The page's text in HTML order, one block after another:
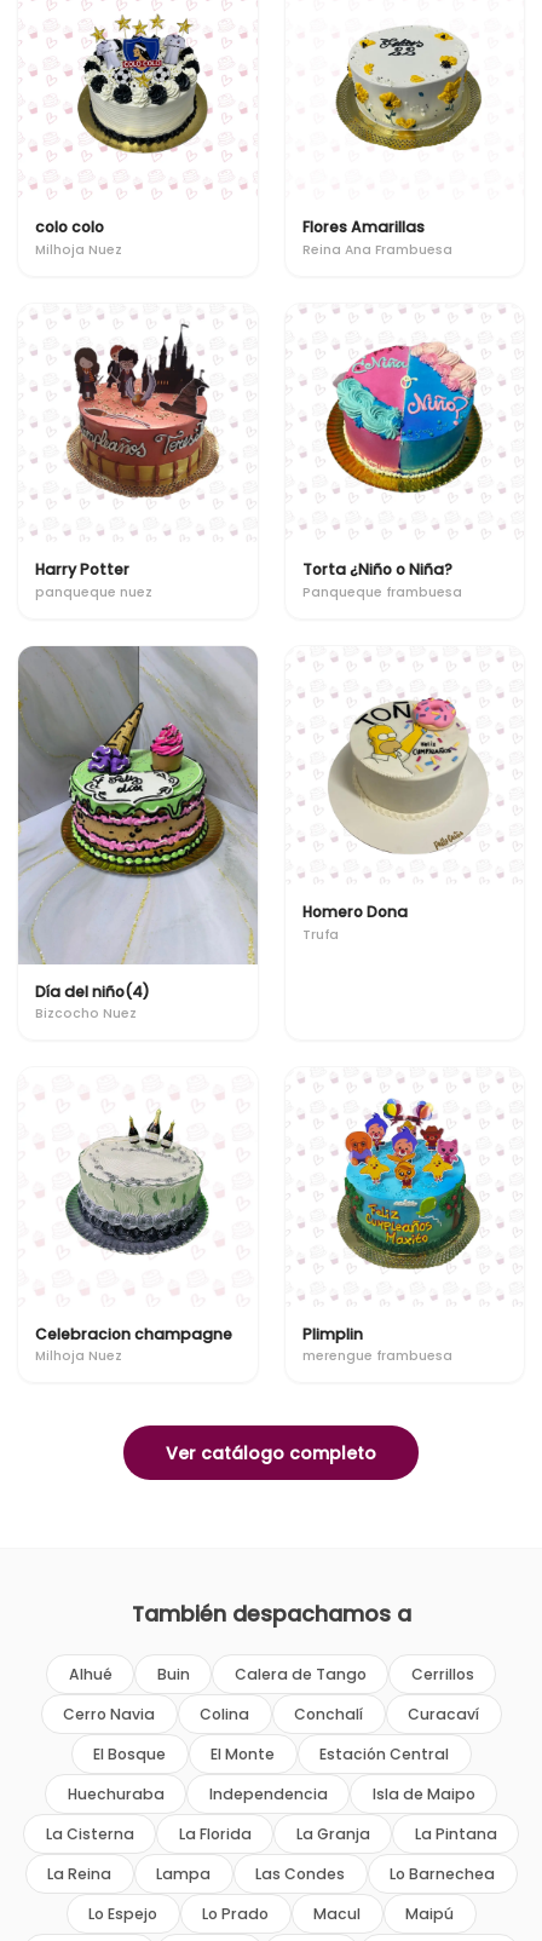
colo colo
Milhoja Nuez
Flores Amarillas
Reina Ana Frambuesa
Harry Potter
panqueque nuez
Torta ¿Niño o Niña?
Panqueque frambuesa
Día del niño(4)
Bizcocho Nuez
Homero Dona
Trufa
Celebracion champagne
Milhoja Nuez
Plimplin
merengue frambuesa
Ver catálogo completo
También despachamos a
Alhué Buin Calera de Tango
Cerrillos
Cerro Navia
Colina Conchalí
Curacaví
El Bosque
El Monte
Estación Central
Huechuraba
Independencia
Isla de Maipo
La Cisterna
La Florida La Granja
La Pintana
La Reina
Lampa Las Condes
Lo Barnechea
Lo Espejo
Lo Prado Macul Maipú